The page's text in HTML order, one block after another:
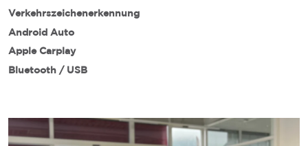
Verkehrszeichenerkennung
Android Auto
Apple Carplay
Bluetooth / USB